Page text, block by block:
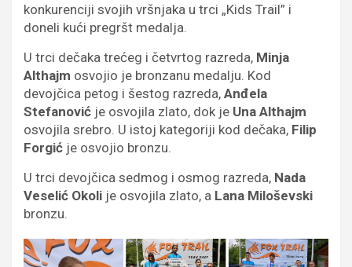
konkurenciji svojih vršnjaka u trci „Kids Trail” i
doneli kući pregršt medalja.
U trci dečaka trećeg i četvrtog razreda, Minja
Althajm osvojio je bronzanu medalju. Kod
devojčica petog i šestog razreda, Anđela
Stefanović je osvojila zlato, dok je Una Althajm
osvojila srebro. U istoj kategoriji kod dečaka, Filip
Forgić je osvojio bronzu.
U trci devojčica sedmog i osmog razreda, Nada
Veselić Okoli je osvojila zlato, a Lana Miloševski
bronzu.